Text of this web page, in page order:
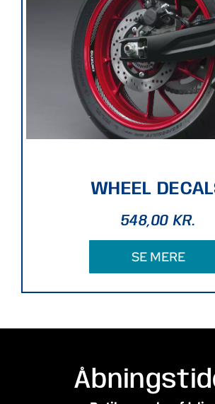
WHEEL
548,00KR.
SE MERE